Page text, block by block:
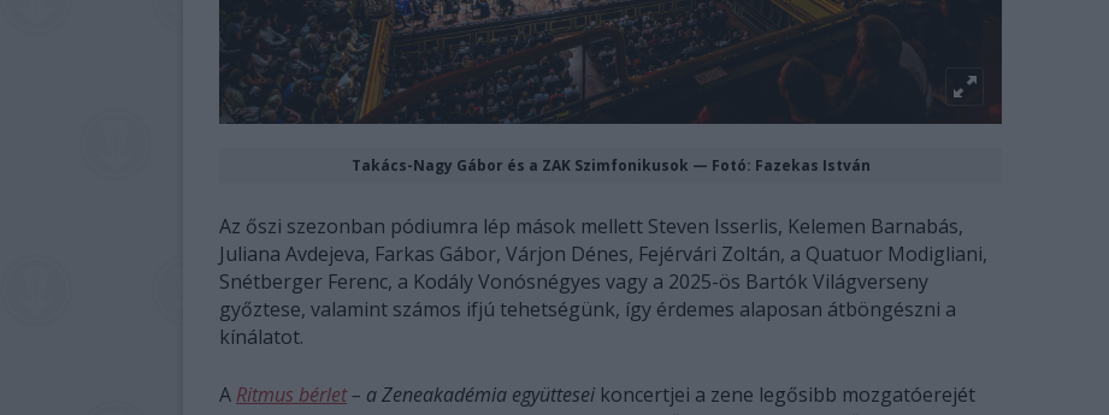
Takács-Nagy Gábor és a ZAK Szimfonikusok — Fotó: Fazekas István
Az őszi szezonban pódiumra lép mások mellett Steven Isserlis, Kelemen Barnabás,
Juliana Avdejeva, Farkas Gábor, Várjon Dénes, Fejérvári Zoltán, a Quatuor Modigliani,
Snétberger Ferenc, a Kodály Vonósnégyes vagy a 2025-ös Bartók Világverseny
győztese, valamint számos ifjú tehetségünk, így érdemes alaposan átböngészni a
kínálatot.
A Ritmus bérlet– a Zeneakadémia együttesei koncertjei a zene legősibb mozgatóerejét